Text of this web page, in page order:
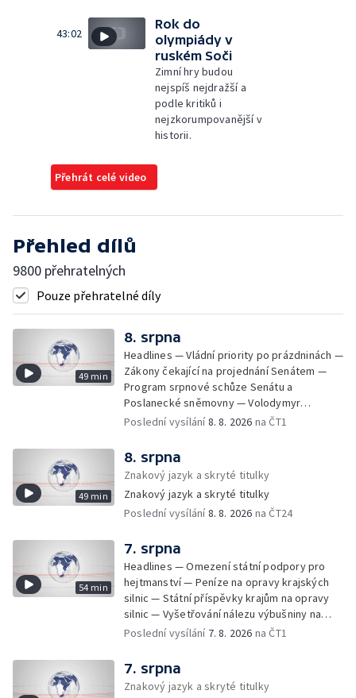
43:02
Rok do
olympiády v
ruském Soči
Zimní hry budou
nejspíš nejdražší a
podle kritiků i
nejzkorumpovanější v
historii.
Přehrát celé video
Přehled dílů
9800 přehratelných
Pouze přehratelné díly
49 min
8. srpna
Headlines — Vládní priority po prázdninách —
Zákony čekající na projednání Senátem —
Program srpnové schůze Senátu a
Poslanecké sněmovny — Volodymyr
Zelenskyj jednal poprvé v Bělehradě —
provoz nelegálních domovů pro seniory —
Populace Česka stárne — Čekací lhůty na
přijetí do domovů pro seniory — Tisza
vybrala kandidáta na prezidenta — Tréninky
soutěžních párů StarDance — Následky
Prahou prošel průvod hrdosti na podporu
sexuálních menšin — Snazší vrácení zboží —
Pátrání na jezeře Most — Bezpečnost na
paddleboardech — Češi hledají chladnější
destinace — Kolik zaplatí Češi za dovolenou
— Cestování se zvířaty — Turistický nápor na
Šumavu — Demolice budovy ve Zlíně —
ministr spravedlnosti USA — Španělsko
zpřísnilo kontroly na hranicích — Česko
Poslední vysílání8. 8. 2026 na ČT1
49 min
8. srpna
Znakový jazyk a skryté titulky
Znakový jazyk a skryté titulky
Poslední vysílání8. 8. 2026 na ČT24
54 min
7. srpna
Headlines — Omezení státní podpory pro
hejtmanství — Peníze na opravy krajských
silnic — Státní příspěvky krajům na opravy
silnic — Vyšetřování nálezu výbušniny na
letišti v Lipsku — Pasové kontroly spojů mezi
budovy ve Zlíně — Pohřeb Milana Knížáka —
Obvinění v kauze Správy železnic — Tržby
ve službách vzrostly — Další útoku
Poslední vysílání 7. 8. 2026 na ČT1
7. srpna
Znakový jazyk a skryté titulky